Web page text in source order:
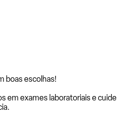
boas escolhas!
em exames laboratoriais e cuide